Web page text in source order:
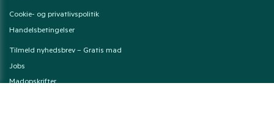
Cookie- og privatlivspolitik
Handelsbetingelser
Tilmeld nyhedsbrev – Gratis mad
Jobs
Madopskrifter